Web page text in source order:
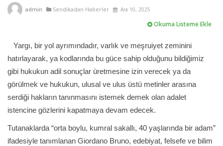
admin Sendikadan Haberler Ara 10, 2025
Okuma Listeme Ekle
Yargı, bir yol ayrımındadır, varlık ve meşruiyet zeminini
hatırlayarak, ya kodlarında bu güce sahip olduğunu bildiğimiz
gibi hukukun adil sonuçlar üretmesine izin verecek ya da
görülmek ve hukukun, ulusal ve ulus üstü metinler arasına
serdiği hakların tanınmasını istemek demek olan adalet
istencine gözlerini kapatmaya devam edecek.
Tutanaklarda “orta boylu, kumral sakallı, 40 yaşlarında bir adam”
ifadesiyle tanımlanan Giordano Bruno, edebiyat, felsefe ve bilim